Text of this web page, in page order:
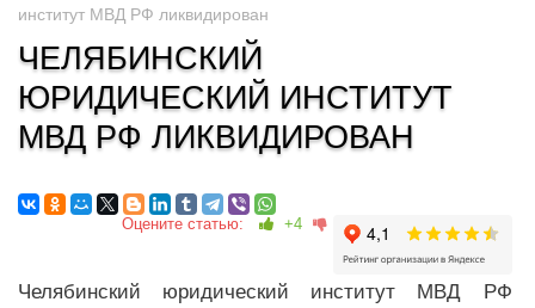
институт МВД РФ ликвидирован
ЧЕЛЯБИНСКИЙ
ЮРИДИЧЕСКИЙ ИНСТИТУТ
МВД РФ ЛИКВИДИРОВАН
Оцените статью: +4
Челябинский юридический институт МВД РФ